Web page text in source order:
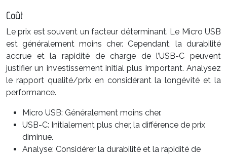
Coût
Le prix est souvent un facteur déterminant. Le Micro USB
est généralement moins cher. Cependant, la durabilité
accrue et la rapidité de charge de l’USB-C peuvent
justifier un investissement initial plus important. Analysez
le rapport qualité/prix en considérant la longévité et la
performance.
Micro USB: Généralement moins cher.
USB-C: Initialement plus cher, la différence de prix
diminue.
Analyse: Considérer la durabilité et la rapidité de